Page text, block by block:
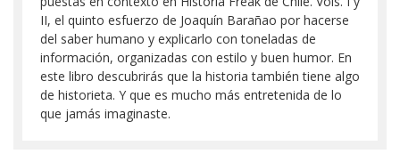
II, el quinto esfuerzo de Joaquín Barañao por hacerse
del saber humano y explicarlo con toneladas de
información, organizadas con estilo y buen humor. En
este libro descubrirás que la historia también tiene algo
de historieta. Y que es mucho más entretenida de lo
que jamás imaginaste.